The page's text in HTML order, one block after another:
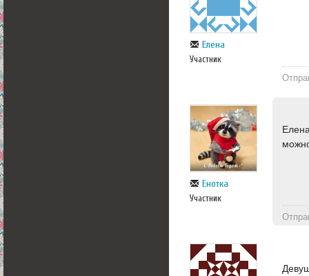
Елена
Участник
Енотка
Участник